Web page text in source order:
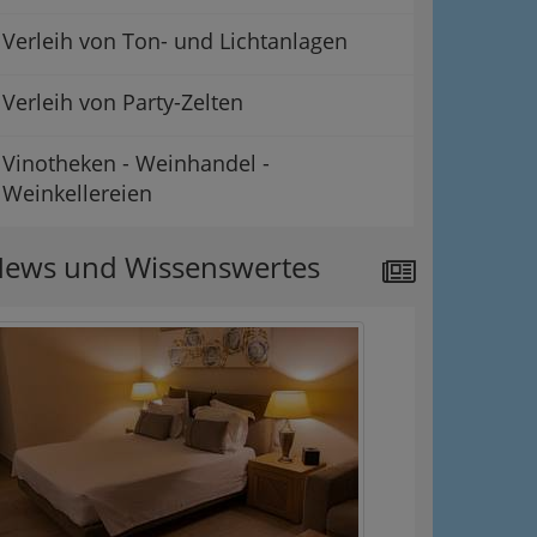
Verleih von Ton- und Lichtanlagen
Verleih von Party-Zelten
Vinotheken - Weinhandel -
Weinkellereien
und Wissenswertes